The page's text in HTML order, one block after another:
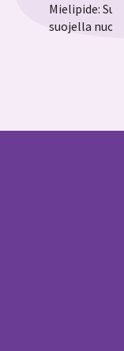
Mielipide:
suojella